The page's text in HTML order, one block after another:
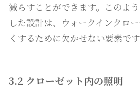
減らすことができます。このよ
した設計は、ウォークインクロ
くするために欠かせない要素です
3.2 クローゼット内の照明